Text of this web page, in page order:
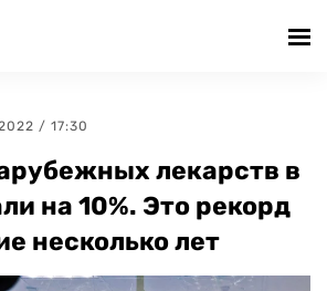
/ 17:30
лекарств в
на 10%. Это рекорд
несколько лет